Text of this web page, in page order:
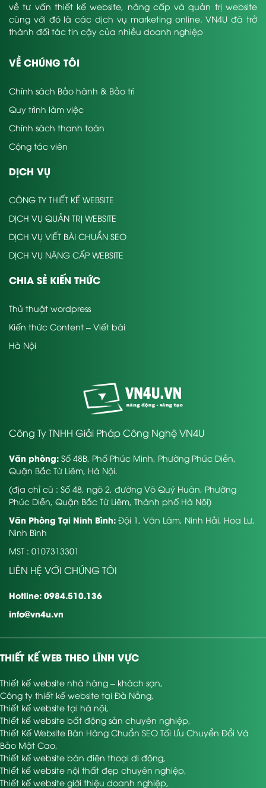
về tư vấn thiết kế website, nâng cấp và quản trị website
cùng với đó là các dịch vụ marketing online. VN4U đã trở
thành đối tác tin cậy của nhiều doanh nghiệp
VỀ CHÚNG TÔI
Chính sách Bảo hành & Bảo trì
Quy trình làm việc
Chính sách thanh toán
Cộng tác viên
DỊCH VỤ
CÔNG TY THIẾT KẾ WEBSITE
DỊCH VỤ QUẢN TRỊ WEBSITE
DỊCH VỤ VIẾT BÀI CHUẨN SEO
DỊCH VỤ NÂNG CẤP WEBSITE
CHIA SẺ KIẾN THỨC
Thủ thuật wordpress
Kiến thức Content – Viết bài
Hà Nội
Công Ty TNHH Giải Pháp Công Nghệ VN4U
Văn phòng: Số 48B, Phố Phúc Minh, Phường Phúc Diễn,
Quận Bắc Từ Liêm, Hà Nội.
(địa chỉ cũ : Số 48, ngõ 2, đường Võ Quý Huân, Phường
Phúc Diễn, Quận Bắc Từ Liêm, Thành phố Hà Nội)
Văn Phòng Tại Ninh Bình: Đội 1, Văn Lâm, Ninh Hải, Hoa Lư,
Ninh Bình
MST : 0107313301
LIÊN HỆ VỚI CHÚNG TÔI
Hotline: 0984.510.136
info@vn4u.vn
THIẾT KẾ WEB THEO LĨNH VỰC
Thiết kế website nhà hàng – khách sạn,
Công ty thiết kế website tại Đà Nẵng,
Thiết kế website tại hà nội,
Thiết kế website bất động sản chuyên nghiệp,
Thiết Kế Website Bán Hàng Chuẩn SEO Tối Ưu Chuyển Đổi Và
Bảo Mật Cao,
Thiết kế website bán điện thoại di động,
Thiết kế website nội thất đẹp chuyên nghiệp,
Thiết kế website giới thiệu doanh nghiệp,